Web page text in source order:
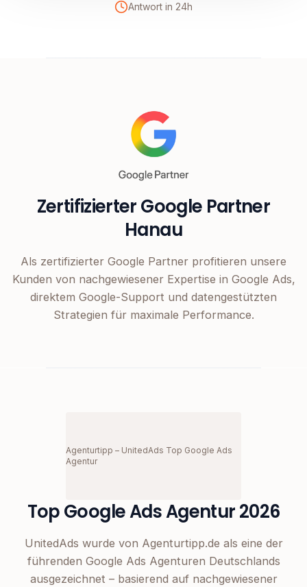
Antwort in 24h
Zertifizierter Google Partner
Hanau
Als zertifizierter Google Partner profitieren unsere
Kunden von nachgewiesener Expertise in Google Ads,
direktem Google-Support und datengestützten
Strategien für maximale Performance.
Agenturtipp – UnitedAds Top Google Ads
Agentur
Top Google Ads Agentur 2026
UnitedAds wurde von Agenturtipp.de als eine der
führenden Google Ads Agenturen Deutschlands
ausgezeichnet – basierend auf nachgewiesener